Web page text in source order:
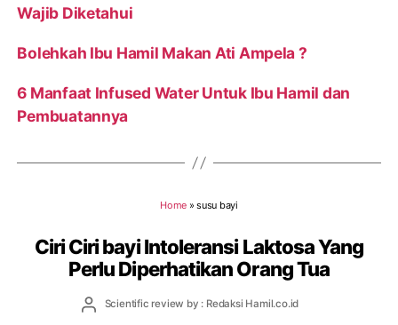
Wajib Diketahui
Bolehkah Ibu Hamil Makan Ati Ampela ?
6 Manfaat Infused Water Untuk Ibu Hamil dan
Pembuatannya
Home »susu bayi
Ciri Ciri bayi Intoleransi Laktosa Yang
Perlu Diperhatikan Orang Tua
PostScientific review by : Redaksi Hamil.co.id